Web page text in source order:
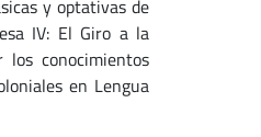
y optativas de
IV: El Giro a la
los conocimientos
en Lengua